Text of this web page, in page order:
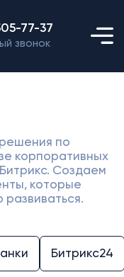
77-37
звонок
по
корпоративных
Создаем
которые
Битрикс24